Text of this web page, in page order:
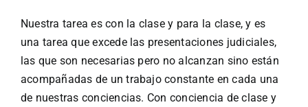
Nuestra tarea es con la clase y para la clase, y es
una tarea que excede las presentaciones judiciales,
las que son necesarias pero no alcanzan sino están
acompañadas de un trabajo constante en cada una
de nuestras conciencias. Con conciencia de clase y